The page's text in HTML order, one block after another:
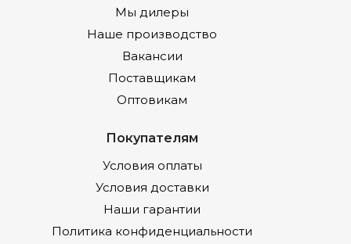
Мы дилеры
Наше производство
Вакансии
Поставщикам
Оптовикам
Покупателям
Условия оплаты
Условия доставки
Наши гарантии
Политика конфиденциальности